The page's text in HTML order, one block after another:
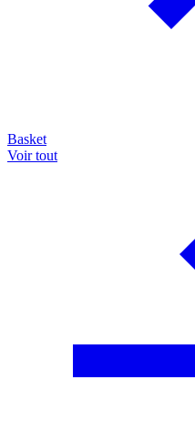
Basket
Voir tout